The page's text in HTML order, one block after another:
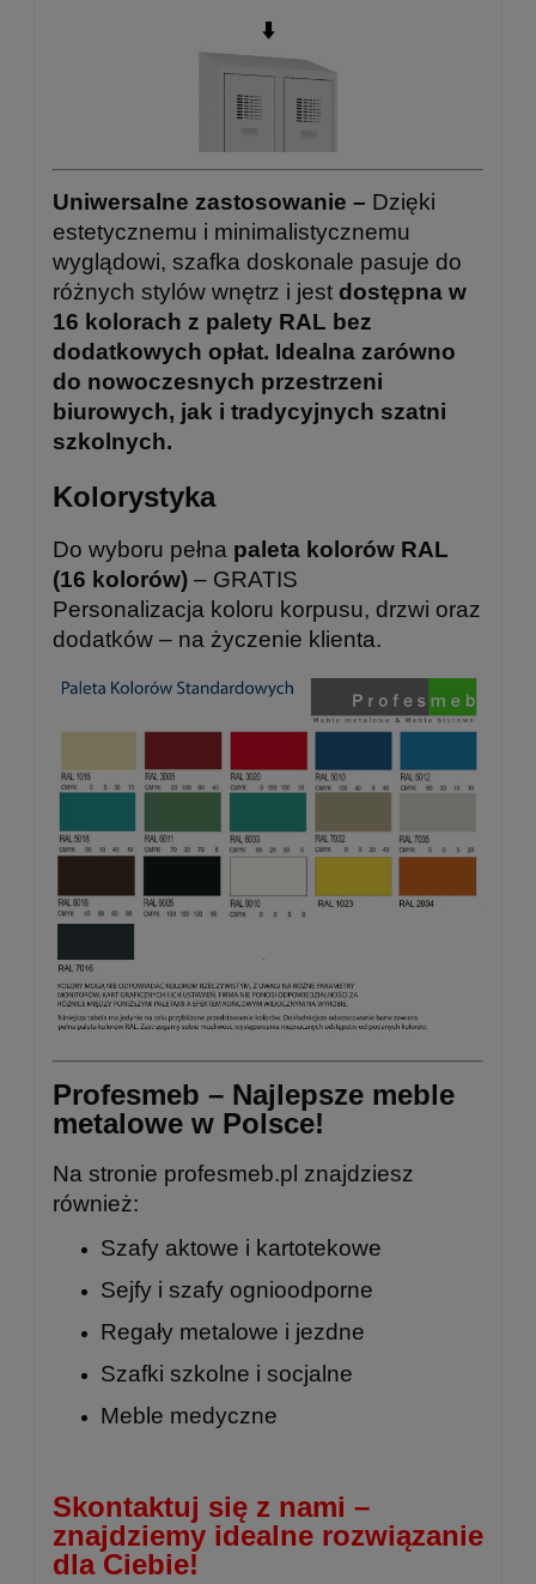
⬇️
Uniwersalne zastosowanie – Dzięki
estetycznemu i minimalistycznemu
wyglądowi, szafka doskonale pasuje do
różnych stylów wnętrz i jest dostępna w
16 kolorach z palety RAL bez
dodatkowych opłat. Idealna zarówno
do nowoczesnych przestrzeni
biurowych, jak i tradycyjnych szatni
szkolnych.
Kolorystyka
Do wyboru pełna paleta kolorów RAL
(16 kolorów) – GRATIS
Personalizacja koloru korpusu, drzwi oraz
dodatków – na życzenie klienta.
Profesmeb – Najlepsze meble
metalowe w Polsce!
Na stronie profesmeb.pl znajdziesz
również:
Szafy aktowe i kartotekowe
Sejfy i szafy ognioodporne
Regały metalowe i jezdne
Szafki szkolne i socjalne
Meble medyczne
Skontaktuj się z nami –
znajdziemy idealne rozwiązanie
dla Ciebie!